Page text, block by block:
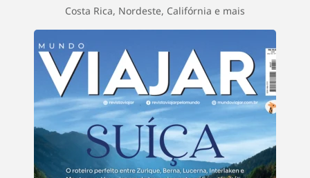
Costa Rica, Nordeste, Califórnia e mais